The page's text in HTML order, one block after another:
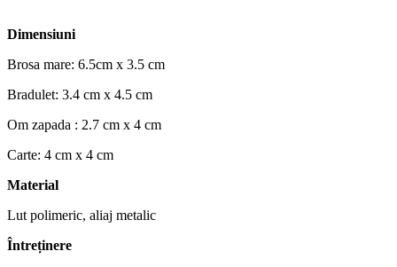
Dimensiuni
Brosa mare: 6.5cm x 3.5 cm
Bradulet: 3.4 cm x 4.5 cm
Om zapada : 2.7 cm x 4 cm
Carte: 4 cm x 4 cm
Material
Lut polimeric, aliaj metalic
Întreținere